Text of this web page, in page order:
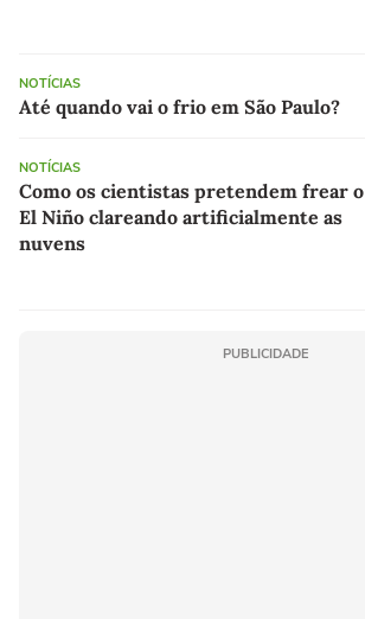
NOTÍCIAS
Até quando vai o frio em São Paulo?
NOTÍCIAS
Como os cientistas pretendem frear o
El Niño clareando artificialmente as
nuvens
PUBLICIDADE